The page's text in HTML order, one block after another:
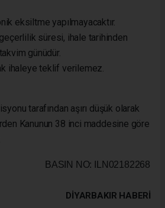
eksiltme yapılmayacaktır.
süresi, ihale tarihinden
günüdür.
ihaleye teklif verilemez.
tarafından aşırı düşük olarak
Kanunun 38 inci maddesine göre
BASIN NO: ILN02182268
DIYARBAKIR HABERİ